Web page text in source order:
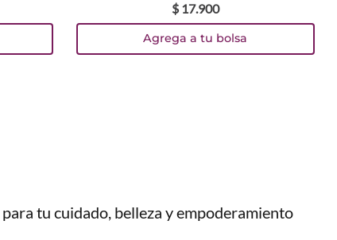
$ 17.900
Agrega a tu bolsa
para tu cuidado, belleza y empoderamiento